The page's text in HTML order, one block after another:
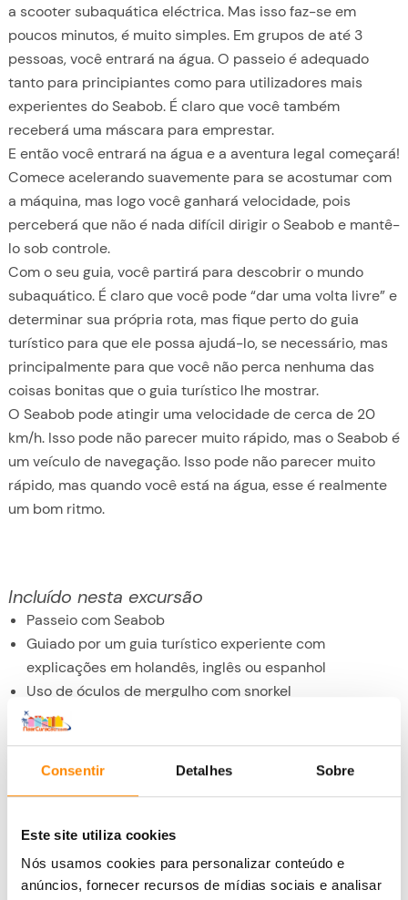
Consentir Detalhes Sobre
Este site utiliza cookies
Nós usamos cookies para personalizar conteúdo e
anúncios, fornecer recursos de mídias sociais e analisar
a scooter subaquática eléctrica. Mas isso faz-se em
poucos minutos, é muito simples. Em grupos de até 3
pessoas, você entrará na água. O passeio é adequado
tanto para principiantes como para utilizadores mais
experientes do Seabob. É claro que você também
receberá uma máscara para emprestar.
E então você entrará na água e a aventura legal começará!
Comece acelerando suavemente para se acostumar com
a máquina, mas logo você ganhará velocidade, pois
perceberá que não é nada difícil dirigir o Seabob e mantê-
lo sob controle.
Com o seu guia, você partirá para descobrir o mundo
subaquático. É claro que você pode “dar uma volta livre” e
determinar sua própria rota, mas fique perto do guia
turístico para que ele possa ajudá-lo, se necessário, mas
principalmente para que você não perca nenhuma das
coisas bonitas que o guia turístico lhe mostrar.
O Seabob pode atingir uma velocidade de cerca de 20
km/h. Isso pode não parecer muito rápido, mas o Seabob é
um veículo de navegação. Isso pode não parecer muito
rápido, mas quando você está na água, esse é realmente
um bom ritmo.
Incluído nesta excursão
Passeio com Seabob
Guiado por um guia turístico experiente com
explicações em holandês, inglês ou espanhol
Uso de óculos de mergulho com snorkel
Outras informações
Traga o seu próprio
Coloque todas as suas roupas de banho em casa, pois
você não terá oportunidade de se trocar na praia.
Se você for propenso a queimaduras solares, vista uma
Os participantes não estão sob a influência de drogas,
Duração
O passeio de Seabob dura uma hora. Certifique-se de que